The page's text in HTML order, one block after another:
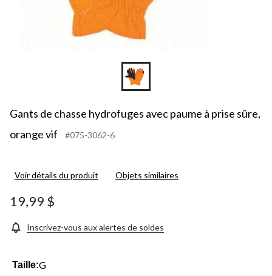
Gants de chasse hydrofuges avec paume à prise sûre,
orange vif
#075-3062-6
Voir détails du produit Objets similaires
19,99 $
Inscrivez-vous aux alertes de soldes
Taille:G